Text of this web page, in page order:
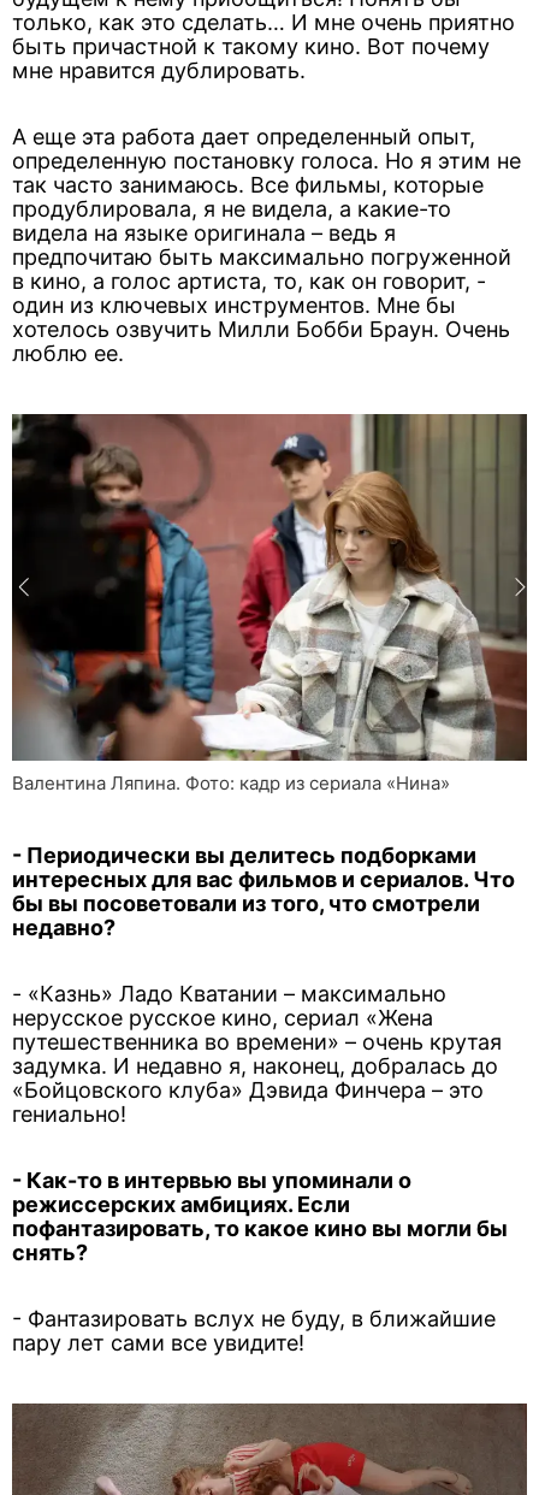
только, как это сделать… И мне очень приятно
быть причастной к такому кино. Вот почему
мне нравится дублировать.
А еще эта работа дает определенный опыт,
определенную постановку голоса. Но я этим не
так часто занимаюсь. Все фильмы, которые
продублировала, я не видела, а какие-то
видела на языке оригинала – ведь я
предпочитаю быть максимально погруженной
в кино, а голос артиста, то, как он говорит, -
один из ключевых инструментов. Мне бы
хотелось озвучить Милли Бобби Браун. Очень
люблю ее.
Валентина Ляпина. Фото: кадр из сериала «Нина»
- Периодически вы делитесь подборками
интересных для вас фильмов и сериалов. Что
бы вы посоветовали из того, что смотрели
недавно?
- «Казнь» Ладо Кватании – максимально
нерусское русское кино, сериал «Жена
путешественника во времени» – очень крутая
задумка. И недавно я, наконец, добралась до
«Бойцовского клуба» Дэвида Финчера – это
гениально!
- Как-то в интервью вы упоминали о
режиссерских амбициях. Если
пофантазировать, то какое кино вы могли бы
снять?
- Фантазировать вслух не буду, в ближайшие
пару лет сами все увидите!